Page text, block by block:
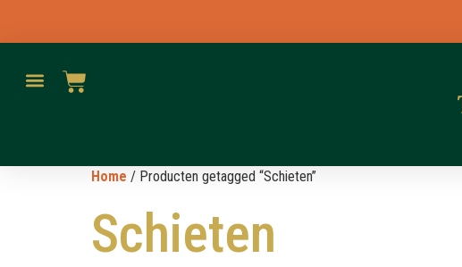
Home / Producten getagged “Schieten”
Schieten